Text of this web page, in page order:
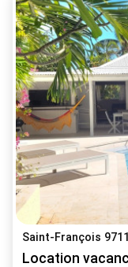
Saint-François
Location